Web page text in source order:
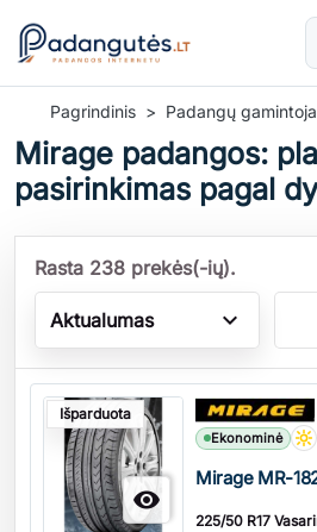
Pagrindinis Padangų
Mirage padangos:
pasirinkimas pagal
Rasta 238 prekės(-ių).
Aktualumas expand_more
Išparduota

Ekonominė
Mirage MR-
225/50 R17
Kiekis